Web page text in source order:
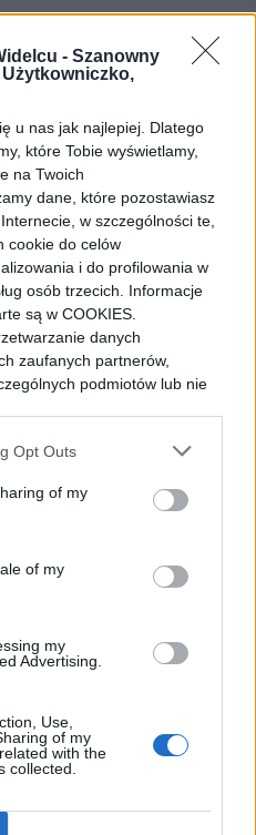
- Szanowny
u nas jak najlepiej. Dlatego
które Tobie wyświetlamy,
na Twoich
dane, które pozostawiasz
w szczególności te,
cookie do celów
i do profilowania w
osób trzecich. Informacje
są w COOKIES.
danych
zaufanych partnerów,
podmiotów lub nie
przejdź do ustawień
i w każdej chwili możesz je
do ustawień
dostępu do swoich danych,
ograniczenia przetwarzania,
czy wyrażenia sprzeciwu
Wszystkie prawa, które Ci
przez nas danych
Prywatności.
Opt Outs
of my
of my
my
Advertising.
Use,
of my
with the
collected.
opublikowany.
Wymagane
tej przeglądarce podczas